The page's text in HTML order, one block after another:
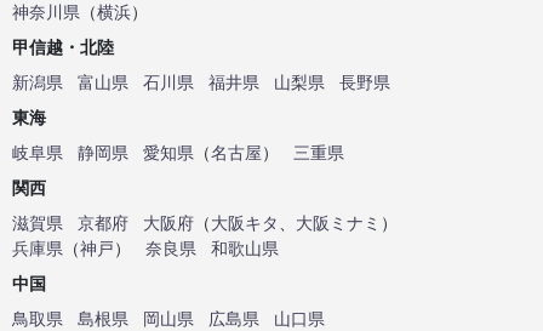
神奈川県 （横浜）
甲信越・北陸
新潟県
富山県 石川県 福井県 山梨県
長野県
東海
岐阜県
静岡県 愛知県 （名古屋）
三重県
関西
滋賀県
京都府 大阪府 （大阪キタ 大阪ミナミ ）
兵庫県 （神戸） 奈良県
和歌山県
中国
鳥取県
島根県 岡山県 広島県
山口県